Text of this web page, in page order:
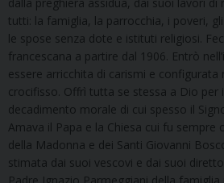
tutti: la famiglia, la parrocchia, i poveri,
le spose senza dote e istituti religiosi.
francescana a partire dal 1906. Entrò
essere arricchita di carismi e configurata
crocifisso. Offrì tutta se stessa a Dio per
decadimento morale di cui spesso il
Amava il Papa e la Chiesa cui fu sempre
della Madonna e dei Santi Giovanni
stimata dai suoi vescovi e dai suoi